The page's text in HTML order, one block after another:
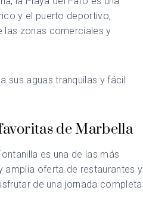
y el puerto deportivo,
las zonas comerciales y
sus aguas tranquilas y fácil
de Marbella
es una de las más
amplia oferta de restaurantes y
de una jornada completa